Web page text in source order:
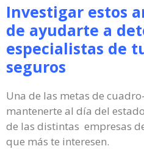
Investigar estos
de ayudarte a
especialistas de
seguros
Una de las metas de
mantenerte al día del
de las distintas empresas
que más te interesen.